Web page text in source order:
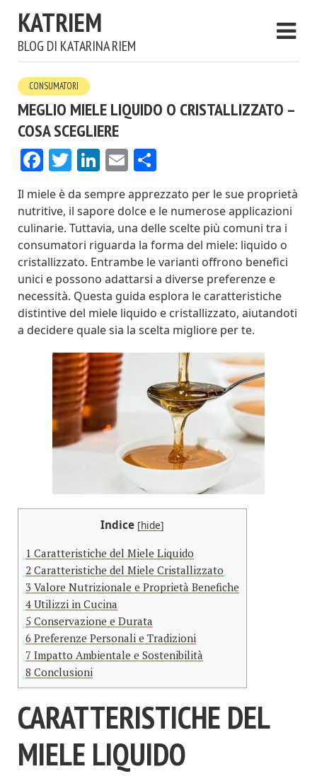
KATRIEM
BLOG DI KATARINA RIEM
CONSUMATORI
MEGLIO MIELE LIQUIDO O CRISTALLIZZATO –
COSA SCEGLIERE
Facebook
Twitter
LinkedIn
Email
Il miele è da sempre apprezzato per le sue proprietà
nutritive, il sapore dolce e le numerose applicazioni
culinarie. Tuttavia, una delle scelte più comuni tra i
consumatori riguarda la forma del miele: liquido o
cristallizzato. Entrambe le varianti offrono benefici
unici e possono adattarsi a diverse preferenze e
necessità. Questa guida esplora le caratteristiche
distintive del miele liquido e cristallizzato, aiutandoti
a decidere quale sia la scelta migliore per te.
Indice [hide]
1 Caratteristiche del Miele Liquido
2 Caratteristiche del Miele Cristallizzato
3 Valore Nutrizionale e Proprietà Benefiche
4 Utilizzi in Cucina
5 Conservazione e Durata
6 Preferenze Personali e Tradizioni
7 Impatto Ambientale e Sostenibilità
8 Conclusioni
CARATTERISTICHE DEL
MIELE LIQUIDO